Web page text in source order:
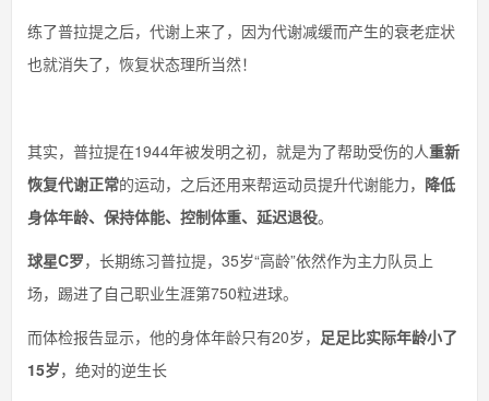
练了普拉提之后，代谢上来了，因为代谢减缓而产生的衰老症状
也就消失了，恢复状态理所当然！
其实，普拉提在1944年被发明之初，就是为了帮助受伤的人重新
恢复代谢正常的运动，之后还用来帮运动员提升代谢能力， 降低
身体年龄、保持体能、控制体重、延迟退役。
球星C罗，长期练习普拉提，35岁“高龄”依然作为主力队员上
场，踢进了自己职业生涯第750粒进球。
而体检报告显示，他的身体年龄只有20岁， 足足比实际年龄小了
15岁，绝对的逆生长